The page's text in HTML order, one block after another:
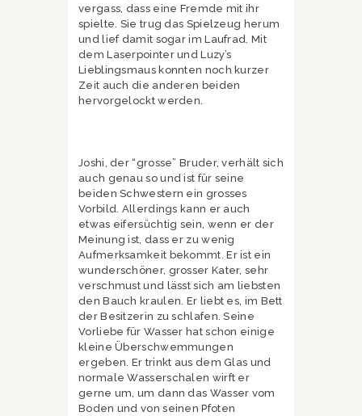
vergass, dass eine Fremde mit ihr
spielte. Sie trug das Spielzeug herum
und lief damit sogar im Laufrad. Mit
dem Laserpointer und Luzy’s
Lieblingsmaus konnten noch kurzer
Zeit auch die anderen beiden
hervorgelockt werden.
Joshi, der “grosse” Bruder, verhält sich
auch genau so und ist für seine
beiden Schwestern ein grosses
Vorbild. Allerdings kann er auch
etwas eifersüchtig sein, wenn er der
Meinung ist, dass er zu wenig
Aufmerksamkeit bekommt. Er ist ein
wunderschöner, grosser Kater, sehr
verschmust und lässt sich am liebsten
den Bauch kraulen. Er liebt es, im Bett
der Besitzerin zu schlafen. Seine
Vorliebe für Wasser hat schon einige
kleine Überschwemmungen
ergeben. Er trinkt aus dem Glas und
normale Wasserschalen wirft er
gerne um, um dann das Wasser vom
Boden und von seinen Pfoten